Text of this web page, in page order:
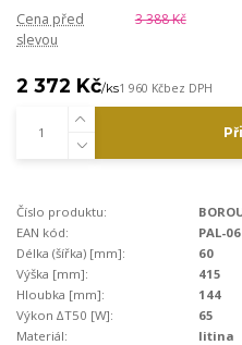
Cena před
slevou
3 388 Kč
2 372 Kč/ks1 960 Kčbez DPH
Číslo produktu:
EAN kód:
PAL-06
Délka (šířka) [mm]:
60
Výška [mm]:
415
Hloubka [mm]:
144
Výkon ∆T50 [W]:
65
Materiál:
litina